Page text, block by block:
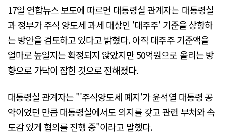
17일 연합뉴스 보도에 따르면 대통령실 관계자는 대통령실
과 정부가 주식 양도세 과세 대상인 '대주주' 기준을 상향하
는 방안을 검토하고 있다고 밝혔다. 아직 대주주 기준액을
얼마로 높일지는 확정되지 않았지만 50억원으로 올리는 방
향으로 가닥이 잡힌 것으로 전해졌다.
대통령실 관계자는 "'주식양도세 폐지'가 윤석열 대통령 공
약이었던 만큼 대통령실에서도 의지를 갖고 관련 부처와 속
도감 있게 협의를 진행 중"이라고 말했다.